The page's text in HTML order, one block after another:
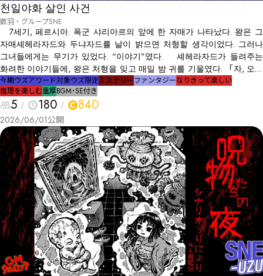
천일야화 살인 사건
数羽・グループSNE
7세기, 페르시아. 폭군 샤리아르의 앞에 한 자매가 나타났다. 왕은 그
자매――셰헤라자드와 두냐자드――를 날이 밝으면 처형할 생각이었다. 그러나
그녀들에게는 무기가 있었다. “이야기”였다. 셰헤라자드가 들려주는
화려한 이야기들에, 왕은 처형을 잊고 매일 밤 귀를 기울였다. 「자, 오늘
밤 들려드릴 이야기는 어느 점성술사의 이야기입니다. 혹은 어떤 영매사,
기사, 주술사, 연금술사의 이야기이기도 하지요. 먼저 점성술사에 대해
소개해야겠군요. 그 점성술사에게는 어떤 능력이 있었습니다. 마신에게
축복받은 그 눈은 미래를 꿰뚫어 보는――예언의 힘입니다. 그녀가 『파도의
저택』이라 불리는 곳에서 『죽음의 예언』을 하는 순간부터, 이야기는
시작됩니다. 『파도의 저택』에 있던 사람들은 전율했습니다. 그녀의 예
언은 『반드시 맞는다』고 알려져 있었기 때문입니다. 예, 맞습니다. 이것
은 『살인의 예언』으로 시작되는 이야기. 다시 말해, 어느 살인 사건의
이야기라고도 할 수 있겠지요」
今期ウズアワード対象ウズ限定ミステリーファンタジーなりきって楽しい
推理を楽しむ重厚BGM･SE付き
5 180 840
2026/06/01公開